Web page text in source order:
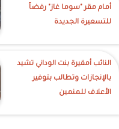
أمام مقر "سوما غاز" رفضاً
للتسعيرة الجديدة
النائب أمقيرة بنت الوداني تشيد
بالإنجازات وتطالب بتوفير
الأعلاف للمنمين